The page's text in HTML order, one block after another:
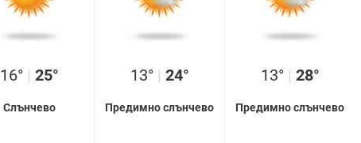
16° | 25°
Слънчево
13° | 24°
Предимно слънчево
13° | 28°
Предимно слънчево